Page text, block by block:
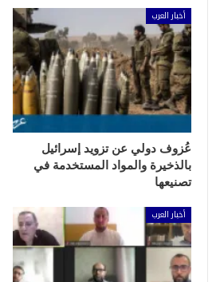
أخبار العرب
عُزوف دولي عن تزويد إسرائيل
بالذخيرة والمواد المستخدمة في
تصنيعها
أخبار العرب